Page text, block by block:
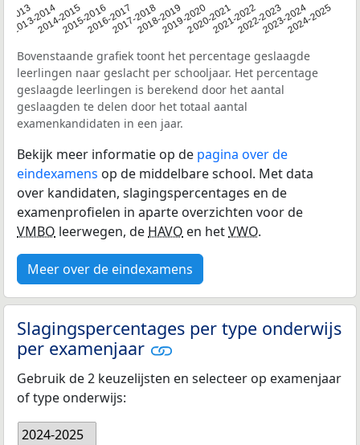
2013
2013-2014
2014-20152015-20162016-20172017-20182018-20192019-20202020-20212021-20222022-20232023-20242024-2025
Bovenstaande grafiek toont het percentage geslaagde
leerlingen naar geslacht per schooljaar. Het percentage
geslaagde leerlingen is berekend door het aantal
geslaagden te delen door het totaal aantal
examenkandidaten in een jaar.
Bekijk meer informatie op de pagina over de
eindexamens op de middelbare school. Met data
over kandidaten, slagingspercentages en de
examenprofielen in aparte overzichten voor de
VMBO leerwegen, de HAVO en hetVWO.
Meer over de eindexamens
Slagingspercentages per type onderwijs
per examenjaar
Gebruik de 2 keuzelijsten en selecteer op examenjaar
of type onderwijs:
2024-2025